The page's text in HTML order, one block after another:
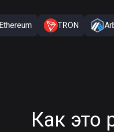
Ethereum TRON
Как это